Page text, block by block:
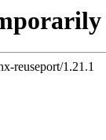
reuseport/1.21.1